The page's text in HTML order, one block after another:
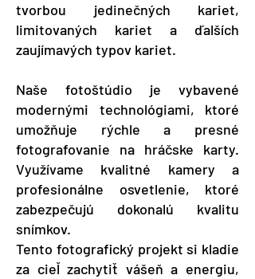
tvorbou jedinečných kariet,
limitovaných kariet a ďalších
zaujímavých typov kariet.
Naše fotoštúdio je vybavené
modernými technológiami, ktoré
umožňuje rýchle a presné
fotografovanie na hráčske karty.
Využívame kvalitné kamery a
profesionálne osvetlenie, ktoré
zabezpečujú dokonalú kvalitu
snímkov.
Tento fotografický projekt si kladie
za cieľ zachytiť vášeň a energiu,